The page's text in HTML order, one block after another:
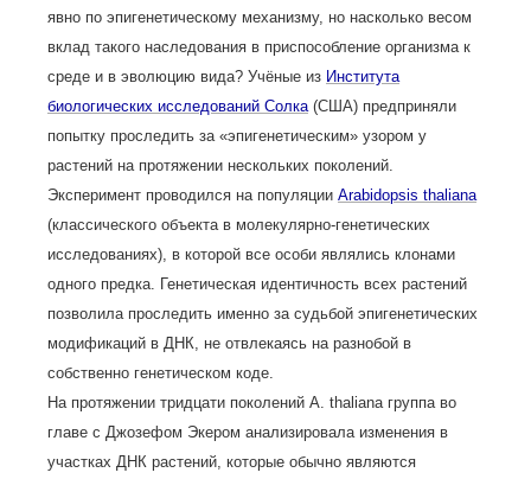
явно по эпигенетическому механизму, но насколько весом
вклад такого наследования в приспособление организма к
среде и в эволюцию вида? Учёные из Института
биологических исследований Солка (США) предприняли
попытку проследить за «эпигенетическим» узором у
растений на протяжении нескольких поколений.
Эксперимент проводился на популяции Arabidopsis thaliana
(классического объекта в молекулярно-генетических
исследованиях), в которой все особи являлись клонами
одного предка. Генетическая идентичность всех растений
позволила проследить именно за судьбой эпигенетических
модификаций в ДНК, не отвлекаясь на разнобой в
собственно генетическом коде.
На протяжении тридцати поколений A. thaliana группа во
главе с Джозефом Экером анализировала изменения в
участках ДНК растений, которые обычно являются